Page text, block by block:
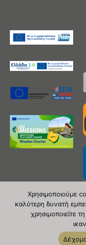
|
Χρησιμοποιούμε
καλύτερη δυνατή
χρησιμοποιείτε